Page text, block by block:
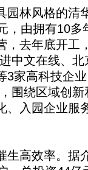
林风格的清
，由拥有10
，去年底开工
中文在线、
家高科技企
围绕区域创
、入园企业服
高效率。据